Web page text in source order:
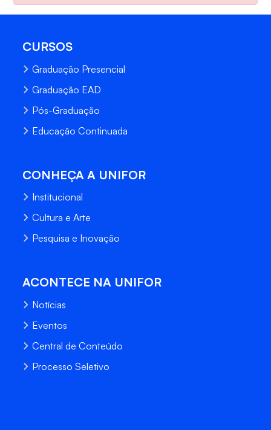
CURSOS
Graduação Presencial
Graduação EAD
Pós-Graduação
Educação Continuada
CONHEÇA A UNIFOR
Institucional
Cultura e Arte
Pesquisa e Inovação
ACONTECE NA UNIFOR
Notícias
Eventos
Central de Conteúdo
Processo Seletivo